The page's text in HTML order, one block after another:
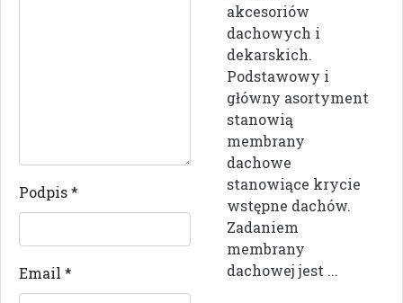
Podpis*
Email *
akcesoriów
dachowych i
dekarskich.
Podstawowy i
główny asortyment
stanowią
membrany
dachowe
stanowiące krycie
wstępne dachów.
Zadaniem
membrany
dachowej jest ...